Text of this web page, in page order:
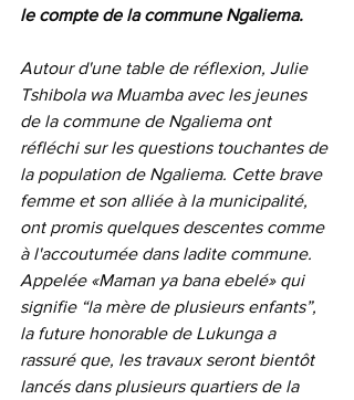
le compte de la commune Ngaliema.
Autour d'une table de réflexion, Julie
Tshibola wa Muamba avec les jeunes
de la commune de Ngaliema ont
réfléchi sur les questions touchantes de
la population de Ngaliema. Cette brave
femme et son alliée à la municipalité,
ont promis quelques descentes comme
à l'accoutumée dans ladite commune.
Appelée «Maman ya bana ebelé» qui
signifie “la mère de plusieurs enfants”,
la future honorable de Lukunga a
rassuré que, les travaux seront bientôt
lancés dans plusieurs quartiers de la